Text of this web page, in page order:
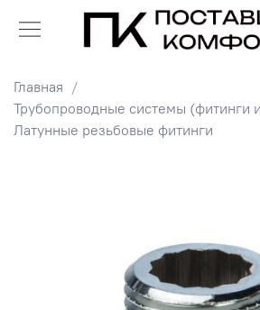
Главная
Трубопроводные системы (фитинги
Латунные резьбовые фитинги